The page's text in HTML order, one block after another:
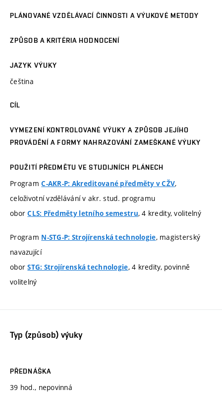
PLÁNOVANÉ VZDĚLÁVACÍ ČINNOSTI A VÝUKOVÉ METODY
ZPŮSOB A KRITÉRIA HODNOCENÍ
JAZYK VÝUKY
čeština
CÍL
VYMEZENÍ KONTROLOVANÉ VÝUKY A ZPŮSOB JEJÍHO
PROVÁDĚNÍ A FORMY NAHRAZOVÁNÍ ZAMEŠKANÉ VÝUKY
POUŽITÍ PŘEDMĚTU VE STUDIJNÍCH PLÁNECH
ProgramC-AKR-P: Akreditované předměty v CŽV,
celoživotní vzdělávání v akr. stud. programu
oborCLS: Předměty letního semestru, 4 kredity, volitelný
Program N-STG-P: Strojírenská technologie, magisterský
navazující
oborSTG: Strojírenská technologie, 4 kredity, povinně
volitelný
Typ (způsob) výuky
PŘEDNÁŠKA
39 hod., nepovinná